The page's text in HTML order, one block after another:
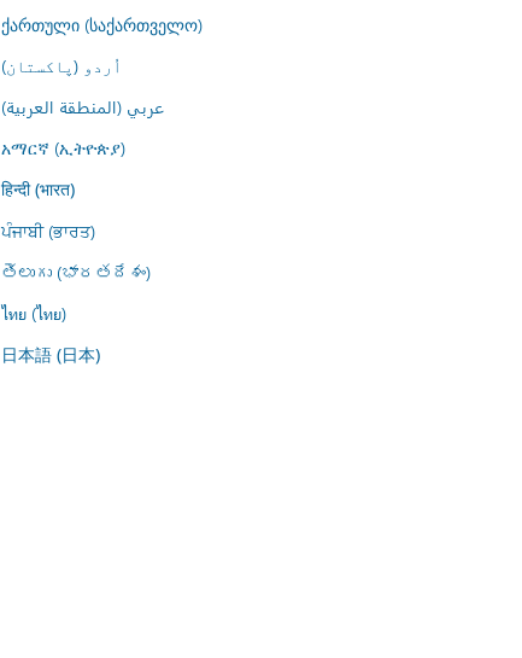
ქართული (საქართველო)
اُردو (پاکستان)
عربي (المنطقة العربية)
አማርኛ (ኢትዮጵያ)
हिन्दी (भारत)
ਪੰਜਾਬੀ (ਭਾਰਤ)
తెలుగు (భారతదేశం)
ไทย (ไทย)
日本語 (日本)